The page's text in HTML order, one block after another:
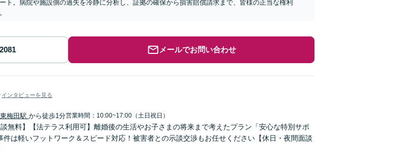
ト。病院や施設側の過失を冷静に分析し、証拠の確保から損害賠償請求まで、皆様の正当な権利
メールでお問い合わせ
インタビューを見る
東梅田駅 から徒歩1分営業時間：10:00~17:00（土日祝日）
談無料】【法テラス利用可】離婚後の生活やお子さまの将来まで考えたプラン「安心な特別サポ
件は軽いフットワーク＆スピード対応！被害者との示談交渉もお任せください【休日・夜間面談